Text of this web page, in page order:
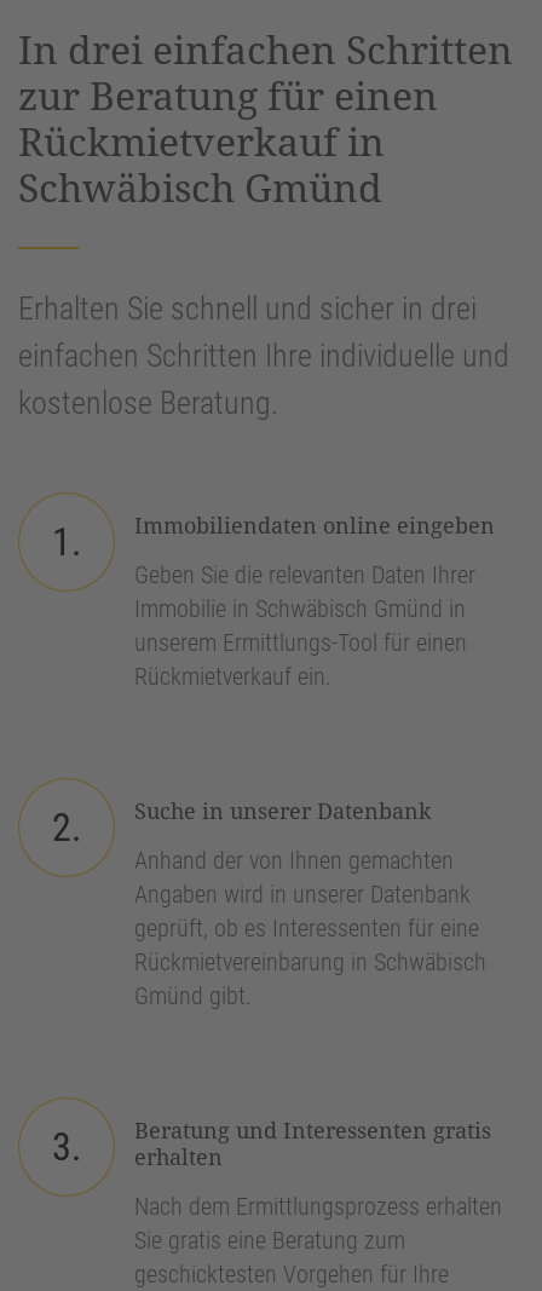
Management Platform&eRecht24
In drei einfachen Schritten
zur Beratung für einen
Rückmietverkauf in
Schwäbisch Gmünd
Erhalten Sie schnell und sicher in drei
einfachen Schritten Ihre individuelle und
kostenlose Beratung.
1.
Immobiliendaten online eingeben
Geben Sie die relevanten Daten Ihrer
Immobilie in Schwäbisch Gmünd in
unserem Ermittlungs-Tool für einen
Rückmietverkauf ein.
2.
Suche in unserer Datenbank
Anhand der von Ihnen gemachten
Angaben wird in unserer Datenbank
geprüft, ob es Interessenten für eine
Rückmietvereinbarung in Schwäbisch
Gmünd gibt.
3.
Beratung und Interessenten gratis
erhalten
Nach dem Ermittlungsprozess erhalten
Sie gratis eine Beratung zum
geschicktesten Vorgehen für Ihre